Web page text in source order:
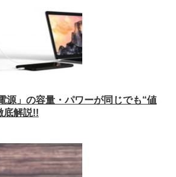
源」の容量・パワーが同じでも“値
底解説!!